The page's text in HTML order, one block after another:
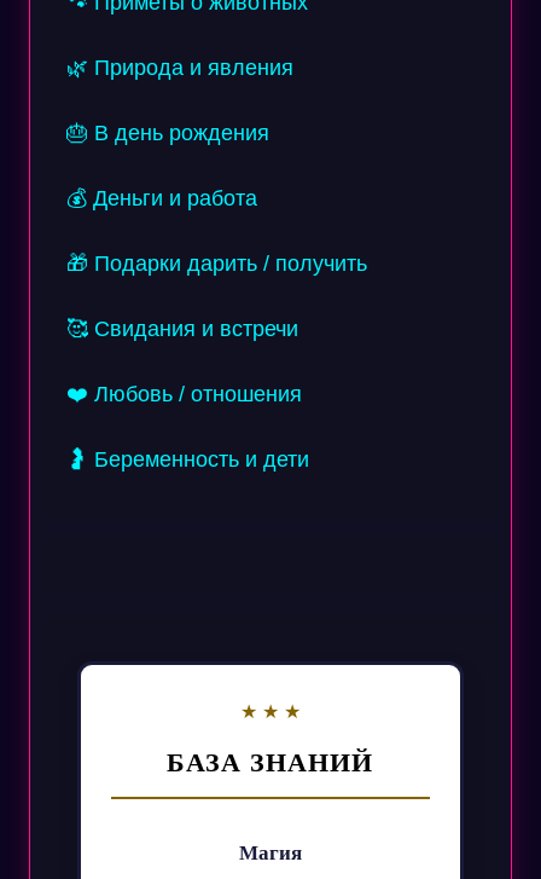
🌿 Природа и явления
🎂 В день рождения
💰 Деньги и работа
🎁 Подарки дарить / получить
🥰 Свидания и встречи
❤️ Любовь / отношения
🤰 Беременность и дети
БАЗА ЗНАНИЙ
Магия